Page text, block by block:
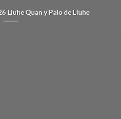
Liuhe Quan y Palo de Liuhe